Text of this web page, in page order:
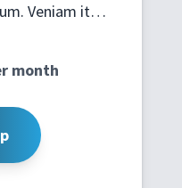
Veniam it…
month